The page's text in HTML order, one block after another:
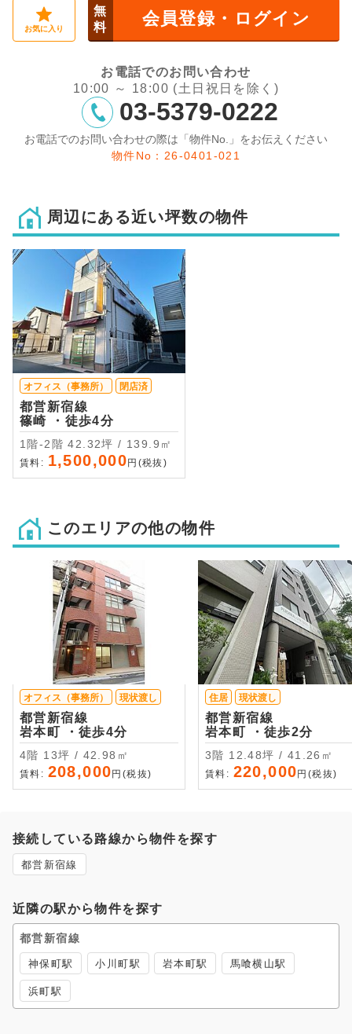
お気に入り
無
料
会員登録・ログイン
お電話でのお問い合わせ
10:00 ～ 18:00 (土日祝日を除く)
03-5379-0222
お電話でのお問い合わせの際は「物件No.」をお伝えください
物件No：26-0401-021
周辺にある近い坪数の物件
オフィス（事務所） 閉店済
都営新宿線
篠崎 ・徒歩4分
1階-2階 42.32坪 / 139.9㎡
賃料: 1,500,000 円(税抜)
このエリアの他の物件
オフィス（事務所） 現状渡し
都営新宿線
岩本町 ・徒歩4分
4階 13坪 / 42.98㎡
賃料: 208,000 円(税抜)
住居 現状渡し
都営新宿線
岩本町 ・徒歩2分
3階 12.48坪 / 41.26㎡
賃料: 220,000 円(税抜)
接続している路線から物件を探す
都営新宿線
近隣の駅から物件を探す
都営新宿線
神保町駅 小川町駅 岩本町駅 馬喰横山駅
浜町駅